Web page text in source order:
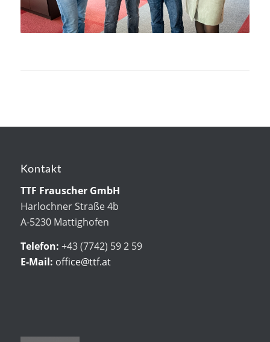
Kontakt
TTF Frauscher GmbH
Harlochner Straße 4b
A-5230 Mattighofen
Telefon: +43 (7742) 59 2 59
E-Mail: office@ttf.at